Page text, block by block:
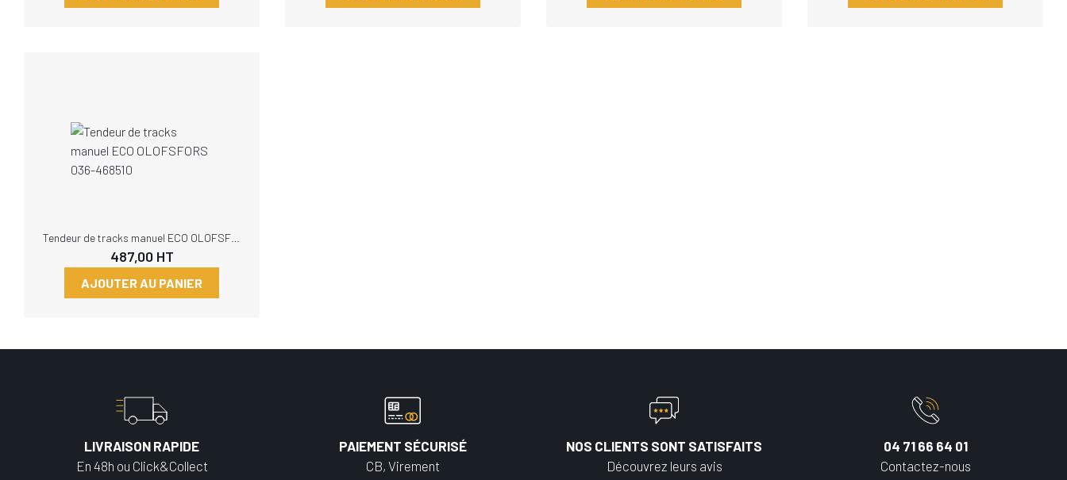
487,00HT
AJOUTER AU PANIER
LIVRAISON RAPIDE
En 48h ou Click&Collect
PAIEMENT SÉCURISÉ
CB, Virement
NOS CLIENTS SONT SATISFAITS
Découvrez leurs avis
04 71 66 64 01
Contactez-nous